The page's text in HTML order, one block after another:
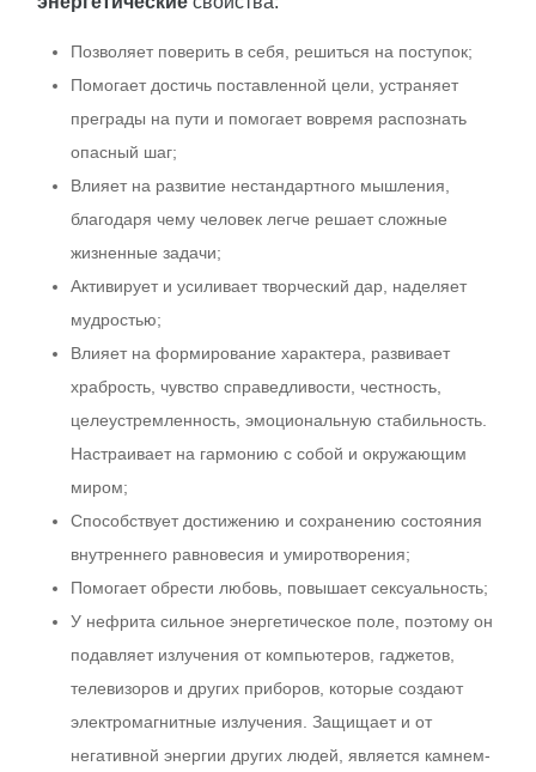
Позволяет поверить в себя, решиться на поступок;
Помогает достичь поставленной цели, устраняет
преграды на пути и помогает вовремя распознать
опасный шаг;
Влияет на развитие нестандартного мышления,
благодаря чему человек легче решает сложные
жизненные задачи;
Активирует и усиливает творческий дар, наделяет
мудростью;
Влияет на формирование характера, развивает
храбрость, чувство справедливости, честность,
целеустремленность, эмоциональную стабильность.
Настраивает на гармонию с собой и окружающим
миром;
Способствует достижению и сохранению состояния
внутреннего равновесия и умиротворения;
Помогает обрести любовь, повышает сексуальность;
У нефрита сильное энергетическое поле, поэтому он
подавляет излучения от компьютеров, гаджетов,
телевизоров и других приборов, которые создают
электромагнитные излучения. Защищает и от
негативной энергии других людей, является камнем-